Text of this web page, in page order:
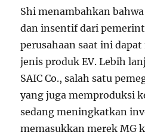
Shi menambahkan
dan insentif dari
perusahaan saat ini
jenis produk EV. Lebih
SAIC Co., salah satu
yang juga memproduksi
sedang meningkatkan
memasukkan merek MG